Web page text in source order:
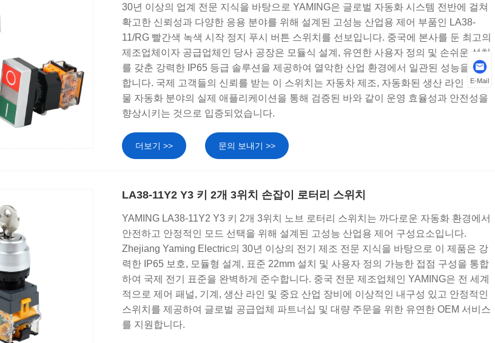
30년 이상의 업계 전문 지식을 바탕으로 YAMING은 글로벌 자동화 시스템 전반에 걸쳐
확고한 신뢰성과 다양한 응용 분야를 위해 설계된 고성능 산업용 제어 부품인 LA38-
11/RG 빨간색 녹색 시작 정지 푸시 버튼 스위치를 선보입니다. 중국에 본사를 둔 최고의
제조업체이자 공급업체인 당사 공장은 모듈식 설계, 유연한 사용자 정의 및 손쉬운 설치
를 갖춘 강력한 IP65 등급 솔루션을 제공하여 열악한 산업 환경에서 일관된 성능을 보장
합니다. 국제 고객들의 신뢰를 받는 이 스위치는 자동차 제조, 자동화된 생산 라인 및 건
물 자동화 분야의 실제 애플리케이션을 통해 검증된 바와 같이 운영 효율성과 안전성을
향상시키는 것으로 입증되었습니다.
더보기 >> 문의 보내기 >>
LA38-11Y2 Y3 키 2개 3위치 손잡이 로터리 스위치
YAMING LA38-11Y2 Y3 키 2개 3위치 노브 로터리 스위치는 까다로운 자동화 환경에서
안전하고 안정적인 모드 선택을 위해 설계된 고성능 산업용 제어 구성요소입니다.
Zhejiang Yaming Electric의 30년 이상의 전기 제조 전문 지식을 바탕으로 이 제품은 강
력한 IP65 보호, 모듈형 설계, 표준 22mm 설치 및 사용자 정의 가능한 접점 구성을 통합
하여 국제 전기 표준을 완벽하게 준수합니다. 중국 전문 제조업체인 YAMING은 전 세계
적으로 제어 패널, 기계, 생산 라인 및 중요 산업 장비에 이상적인 내구성 있고 안정적인
스위치를 제공하여 글로벌 공급업체 파트너십 및 대량 주문을 위한 유연한 OEM 서비스
를 지원합니다.
E-Mail